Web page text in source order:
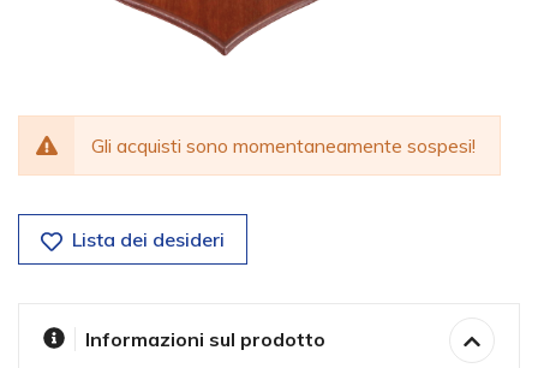
Gli acquisti sono momentaneamente sospesi!
Lista dei desideri
Informazioni sul prodotto